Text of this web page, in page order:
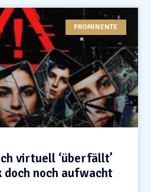
PROMINENTE
virtuell ‘überfällt’
doch noch aufwacht